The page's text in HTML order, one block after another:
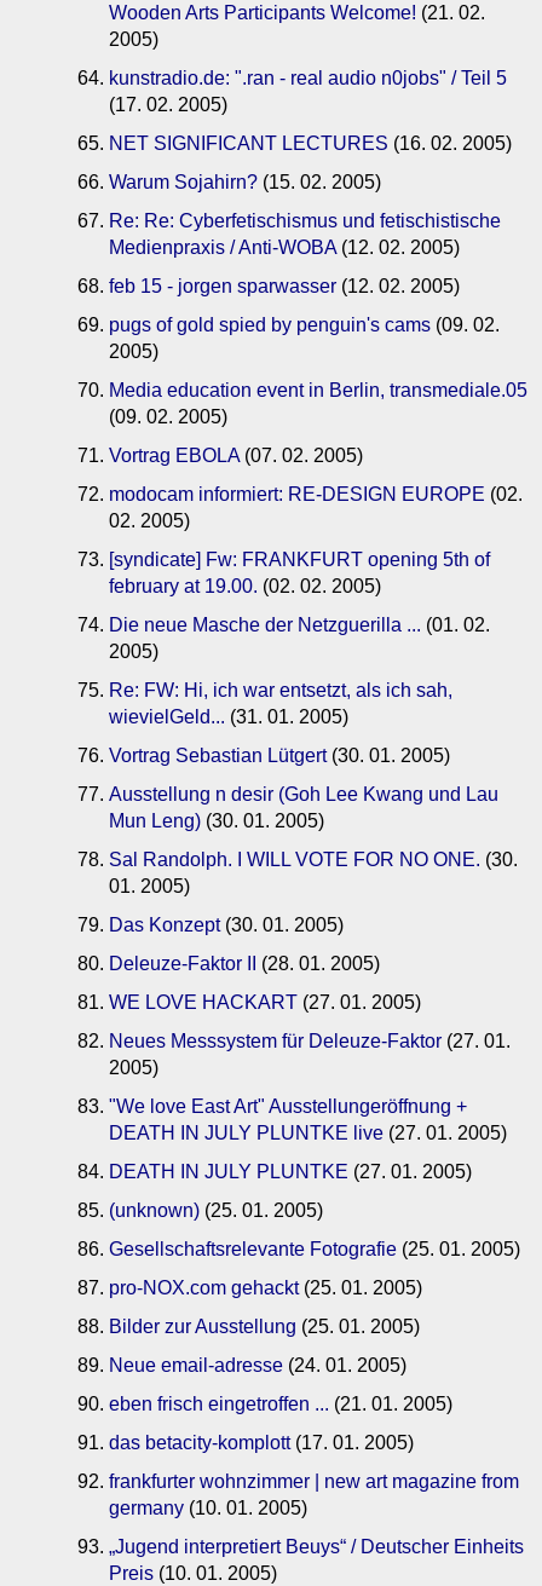
Wooden Arts Participants Welcome! (21. 02.
2005)
kunstradio.de: ".ran - real audio n0jobs" / Teil 5
(17. 02. 2005)
NET SIGNIFICANT LECTURES (16. 02. 2005)
Warum Sojahirn? (15. 02. 2005)
Re: Re: Cyberfetischismus und fetischistische
Medienpraxis / Anti-WOBA(12. 02. 2005)
feb 15 - jorgen sparwasser (12. 02. 2005)
pugs of gold spied by penguin's cams (09. 02.
2005)
Media education event in Berlin, transmediale.05
(09. 02. 2005)
Vortrag EBOLA(07. 02. 2005)
modocam informiert: RE-DESIGN EUROPE (02.
02. 2005)
[syndicate] Fw: FRANKFURT opening 5th of
february at 19.00. (02. 02. 2005)
Die neue Masche der Netzguerilla ... (01. 02.
2005)
Re: FW: Hi, ich war entsetzt, als ich sah,
wievielGeld... (31. 01. 2005)
Vortrag Sebastian Lütgert(30. 01. 2005)
Ausstellung n desir (Goh Lee Kwang und Lau
Mun Leng) (30. 01. 2005)
Sal Randolph. I WILL VOTE FOR NO ONE. (30.
01. 2005)
Das Konzept(30. 01. 2005)
Deleuze-Faktor II
(28. 01. 2005)
WE LOVE HACKART (27. 01. 2005)
Neues Messsystem für Deleuze-Faktor (27. 01.
2005)
"We love East Art" Ausstellungeröffnung +
DEATH IN JULY PLUNTKE live (27. 01. 2005)
DEATH IN JULY PLUNTKE (27. 01. 2005)
(unknown) (25. 01. 2005)
Gesellschaftsrelevante Fotografie (25. 01. 2005)
pro-NOX.com gehackt(25. 01. 2005)
Bilder zur Ausstellung (25. 01. 2005)
Neue email-adresse (24. 01. 2005)
eben frisch eingetroffen ... (21. 01. 2005)
das betacity-komplott(17. 01. 2005)
frankfurter wohnzimmer | new art magazine from
germany (10. 01. 2005)
„Jugend interpretiert Beuys“ / Deutscher Einheits
Preis (10. 01. 2005)